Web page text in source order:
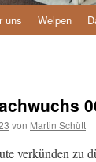
uns Welpen
von Martin Schütt
verkünden zu